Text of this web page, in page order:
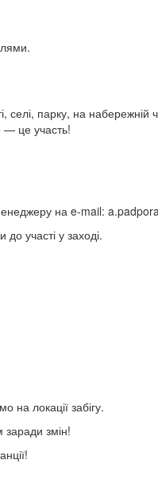
селі, парку, на набережній
— це участь!
на e-mail:
участі у заході.
на локації забігу.
заради змін!